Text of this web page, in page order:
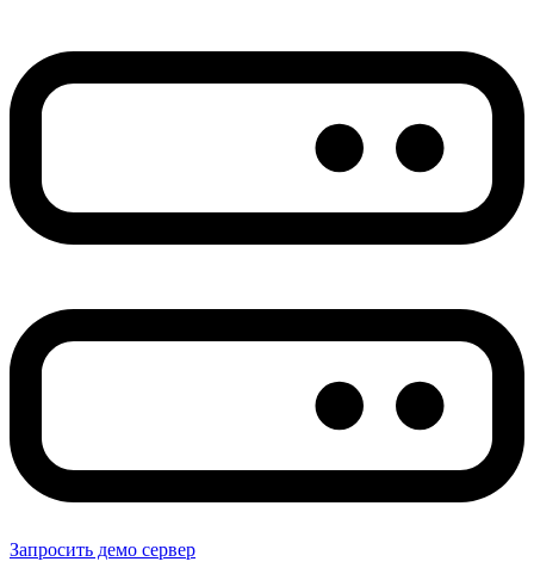
Запросить демо сервер